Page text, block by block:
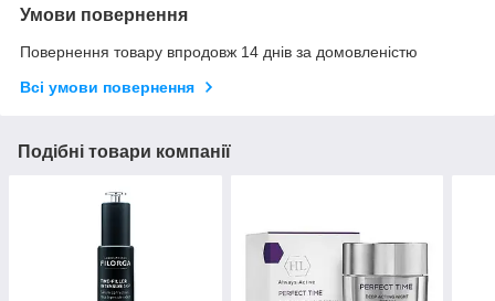
Умови повернення
Повернення товару впродовж 14 днів за домовленістю
Всі умови повернення
Подібні товари компанії